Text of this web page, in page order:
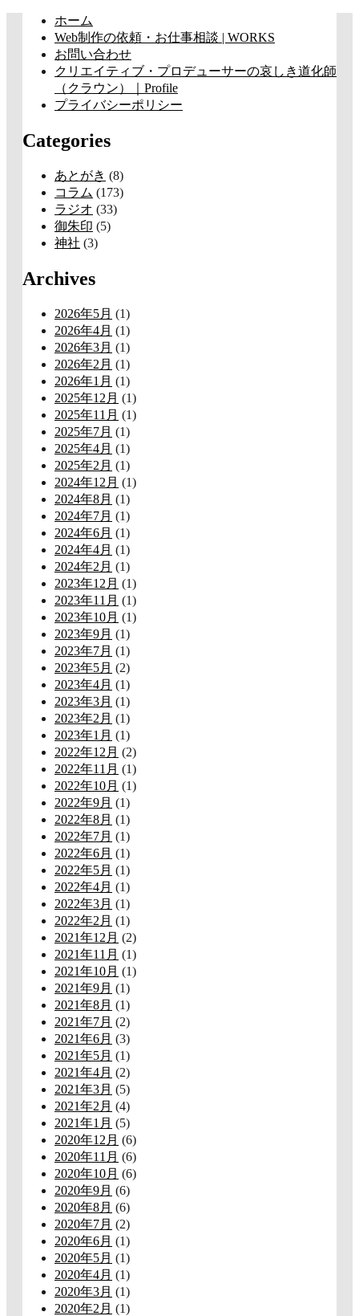
キ
ホーム
Web制作の依頼・お仕事相談 | WORKS
お問い合わせ
クリエイティブ・プロデューサーの哀しき道化師
（クラウン）｜Profile
プライバシーポリシー
Categories
あとがき (8)
コラム (173)
ラジオ (33)
御朱印 (5)
神社 (3)
Archives
2026年5月 (1)
2026年4月 (1)
2026年3月 (1)
2026年2月 (1)
2026年1月 (1)
2025年12月 (1)
2025年11月 (1)
2025年7月 (1)
2025年4月 (1)
2025年2月 (1)
2024年12月 (1)
2024年8月 (1)
2024年7月 (1)
2024年6月 (1)
2024年4月 (1)
2024年2月 (1)
2023年12月 (1)
2023年11月 (1)
2023年10月 (1)
2023年9月 (1)
2023年7月 (1)
2023年5月 (2)
2023年4月 (1)
2023年3月 (1)
2023年2月 (1)
2023年1月 (1)
2022年12月 (2)
2022年11月 (1)
2022年10月 (1)
2022年9月 (1)
2022年8月 (1)
2022年7月 (1)
2022年6月 (1)
2022年5月 (1)
2022年4月 (1)
2022年3月 (1)
2022年2月 (1)
2021年12月 (2)
2021年11月 (1)
2021年10月 (1)
2021年9月 (1)
2021年8月 (1)
2021年7月 (2)
2021年6月 (3)
2021年5月 (1)
2021年4月 (2)
2021年3月 (5)
2021年2月 (4)
2021年1月 (5)
2020年12月 (6)
2020年11月 (6)
2020年10月 (6)
2020年9月 (6)
2020年8月 (6)
2020年7月 (2)
2020年6月 (1)
2020年5月 (1)
2020年4月 (1)
2020年3月 (1)
2020年2月 (1)